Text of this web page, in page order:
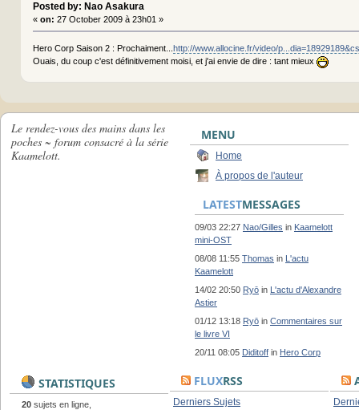
Posted by: Nao Asakura
« on: 27 October 2009 à 23h01 »
Hero Corp Saison 2 : Prochaiment... http://www.allocine.fr/video/
Ouais, du coup c'est définitivement moisi, et j'ai envie de dire : tant mieux
Le rendez-vous des mains dans les
poches ~ forum consacré à la série
Kaamelott.
MENU
Home
À propos de l'auteur
LATESTMESSAGES
09/03 22:27 Nao/Gilles in Kaamelott
mini-OST
08/08 11:55 Thomas in L'actu
Kaamelott
14/02 20:50 Ryō in L'actu d'Alexandre
Astier
01/12 13:18 Ryō in Commentaires sur
le livre VI
20/11 08:05 Diditoff in Hero Corp
STATISTIQUES
20 sujets en ligne,
FLUXRSS
Derniers Sujets